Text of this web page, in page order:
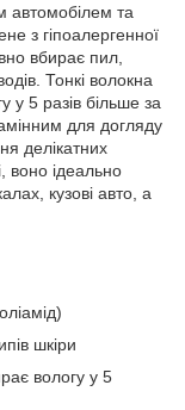
автомобілем та
з гіпоалергенної
вбирає пил,
Тонкі волокна
у 5 разів більше за
для догляду
делікатних
воно ідеально
кузові авто, а
шкіри
вологу у 5